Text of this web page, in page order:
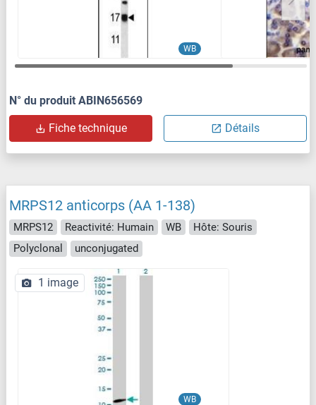
WB
N° du produit ABIN656569
Fiche technique Détails
MRPS12 anticorps (AA 1-138)
MRPS12 Reactivité: Humain WB
Hôte: Souris
Polyclonal
unconjugated
WB
1 image